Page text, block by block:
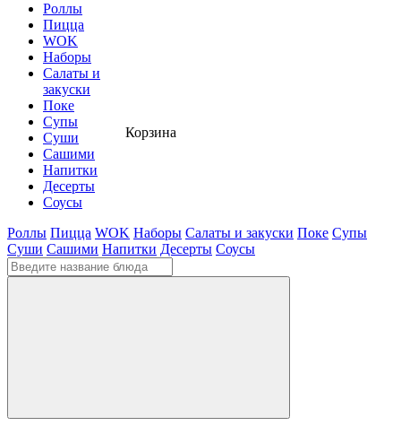
Роллы
Пицца
WOK
Наборы
Салаты и
закуски
Поке
Супы
Суши
Сашими
Напитки
Десерты
Соусы
Корзина
Роллы Пицца WOK Наборы Салаты и закуски Поке Супы
Суши Сашими Напитки Десерты Соусы